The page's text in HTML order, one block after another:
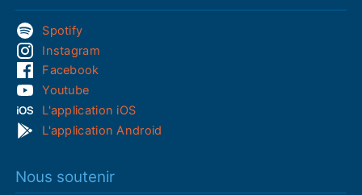
Spotify
Instagram
Facebook
Youtube
L'application iOS
L'application Android
Nous soutenir